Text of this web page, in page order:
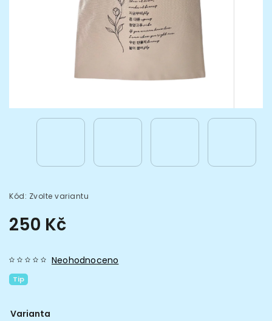
Kód: Zvolte variantu
250 Kč
Tip
Neohodnoceno
Varianta